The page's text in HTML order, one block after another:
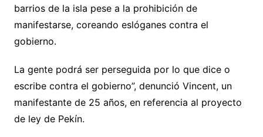
barrios de la isla pese a la prohibición de
manifestarse, coreando eslóganes contra el
gobierno.
La gente podrá ser perseguida por lo que dice o
escribe contra el gobierno”, denunció Vincent, un
manifestante de 25 años, en referencia al proyecto
de ley de Pekín.